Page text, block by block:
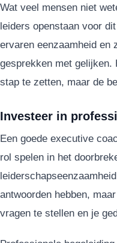
Wat veel mensen niet
leiders openstaan voor
ervaren eenzaamheid en
gesprekken met gelijken.
stap te zetten, maar de
Investeer in
Een goede executive
rol spelen in het
antwoorden hebben,
vragen te stellen en je